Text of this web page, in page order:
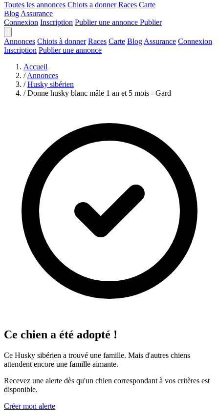
Toutes les annonces Chiots a donner Races Carte
Blog Assurance
Connexion Inscription Publier une annonce Publier
Annonces Chiots à donner Races Carte Blog Assurance Connexion
Inscription Publier une annonce
Accueil
/ Annonces
/ Husky sibérien
/ Donne husky blanc mâle 1 an et 5 mois - Gard
Ce chien a été adopté !
Ce Husky sibérien a trouvé une famille. Mais d'autres chiens
attendent encore une famille aimante.
Recevez une alerte dès qu'un chien correspondant à vos critères est
disponible.
Créer mon alerte